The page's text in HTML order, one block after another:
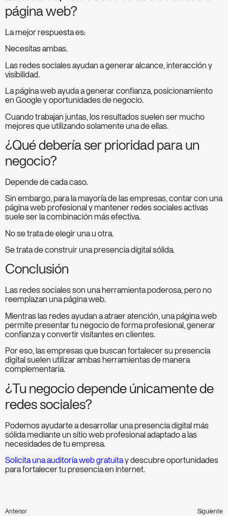
página web?
La mejor respuesta es:
Necesitas ambas.
Las redes sociales ayudan a generar alcance, interacción y
visibilidad.
La página web ayuda a generar confianza, posicionamiento
en Google y oportunidades de negocio.
Cuando trabajan juntas, los resultados suelen ser mucho
mejores que utilizando solamente una de ellas.
¿Qué debería ser prioridad para un
negocio?
Depende de cada caso.
Sin embargo, para la mayoría de las empresas, contar con una
página web profesional y mantener redes sociales activas
suele ser la combinación más efectiva.
No se trata de elegir una u otra.
Se trata de construir una presencia digital sólida.
Conclusión
Las redes sociales son una herramienta poderosa, pero no
reemplazan una página web.
Mientras las redes ayudan a atraer atención, una página web
permite presentar tu negocio de forma profesional, generar
confianza y convertir visitantes en clientes.
Por eso, las empresas que buscan fortalecer su presencia
digital suelen utilizar ambas herramientas de manera
complementaria.
¿Tu negocio depende únicamente de
redes sociales?
Podemos ayudarte a desarrollar una presencia digital más
sólida mediante un sitio web profesional adaptado a las
necesidades de tu empresa.
Solicita una auditoría web gratuitay descubre oportunidades
para fortalecer tu presencia en internet.
Anterior Siguiente